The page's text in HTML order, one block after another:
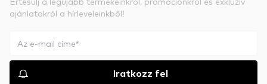
ajánlatokról a hírleveleinkből!
Iratkozz fel